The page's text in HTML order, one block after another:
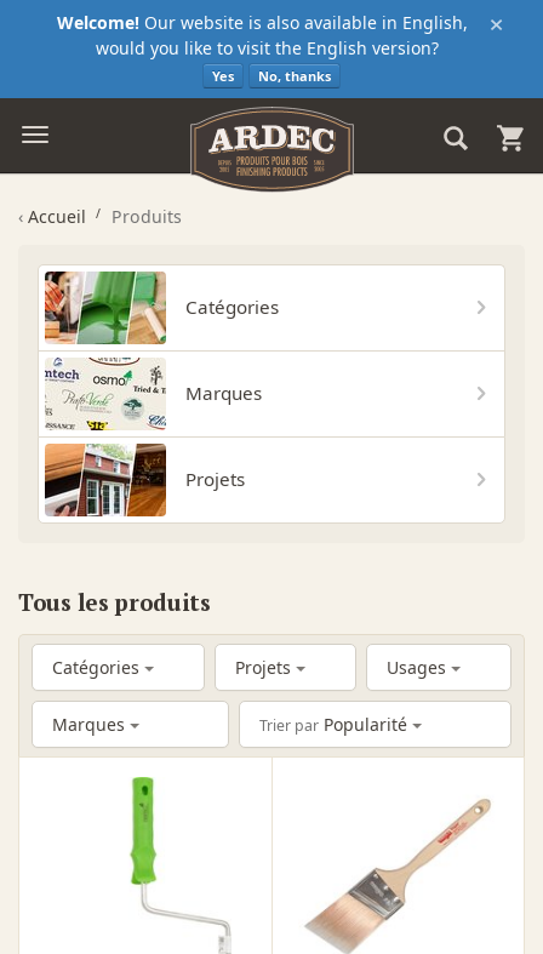
×
Welcome! Our website is also available in English,
would you like to visit the English version?
Yes No, thanks
‹ Accueil Produits
Catégories
Marques
Projets
Tous les produits
Catégories Projets Usages
Marques Trier par Popularité